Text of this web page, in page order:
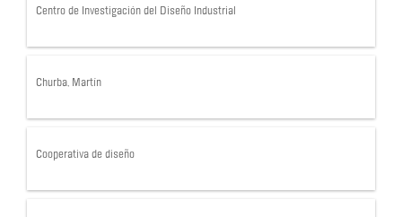
Centro de Investigación del Diseño Industrial
Churba, Martín
Cooperativa de diseño